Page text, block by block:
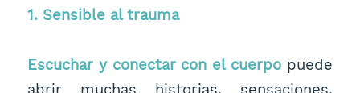
1. Sensible al trauma
Escuchar y conectar con el cuerpo puede
abrir muchas historias, sensaciones,